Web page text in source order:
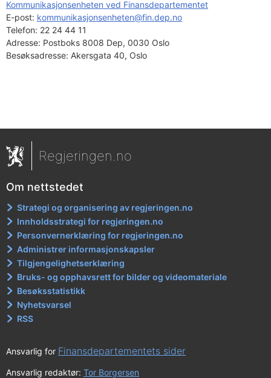
Kommunikasjonsenheten ved Finansdepartementet
E-post: kommunikasjonsenheten@fin.dep.no
Telefon: 22 24 44 11
Adresse: Postboks 8008 Dep, 0030 Oslo
Besøksadresse: Akersgata 40, Oslo
Regjeringen.no
Om nettstedet
Strategi og organisering av regjeringen.no
Innholdsstrategi for regjeringen.no
Personvernerklæring for regjeringen.no
Administrer informasjonskapsler
Tilgjengelighetserklæring
Bruks- og opphavsrett for bilder og videomateriale
Besøksstatistikk
Nyhetsvarsel
RSS
Ansvarlig for Finansdepartementets sider
Ansvarlig redaktør: Tor Borgersen